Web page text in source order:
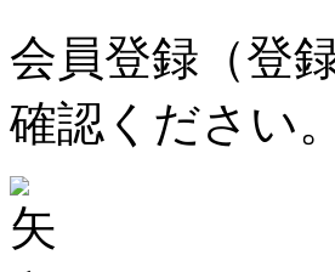
会員登録（登
確認ください。